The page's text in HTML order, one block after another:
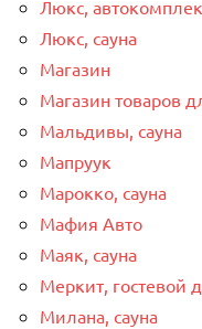
Люкс,
Люкс, сауна
Магазин
Магазин товаров
Мальдивы, сауна
Мапруук
Марокко, сауна
Мафия Авто
Маяк, сауна
Меркит, гостевой
Милана, сауна